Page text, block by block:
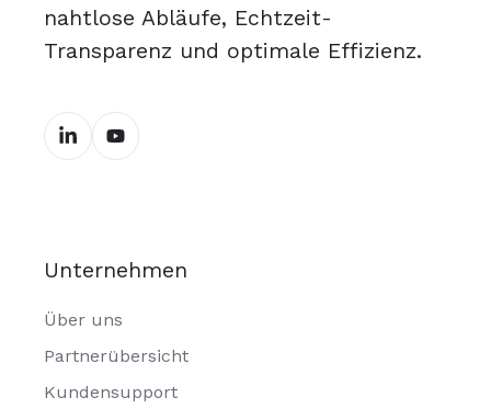
nahtlose Abläufe, Echtzeit-
Transparenz und optimale Effizienz.
Unternehmen
Über uns
Partnerübersicht
Kundensupport